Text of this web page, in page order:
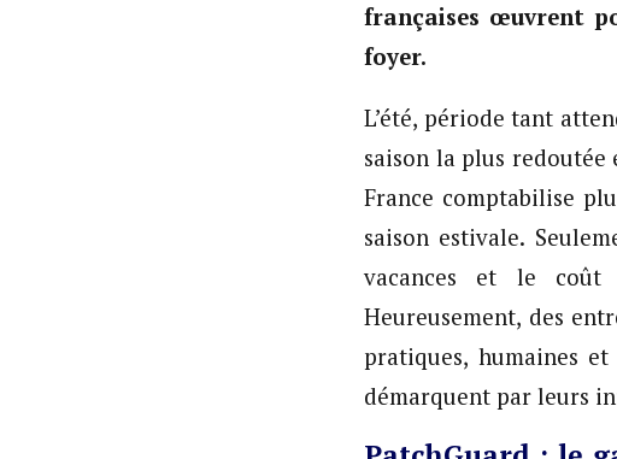
françaises œuvrent
foyer.
L’été, période tant
saison la plus redoutée
France comptabilise
saison estivale.
vacances et le coût
Heureusement, des
pratiques, humaines
démarquent par leurs